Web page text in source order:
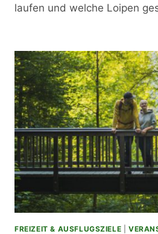
laufen und welche Loipen
FREIZEIT & AUSFLUGSZIELE |